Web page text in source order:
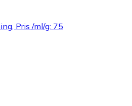
Pris /ml/g: 75